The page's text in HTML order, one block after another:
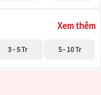
Xem thêm
3 - 5 Tr 5 - 10 Tr